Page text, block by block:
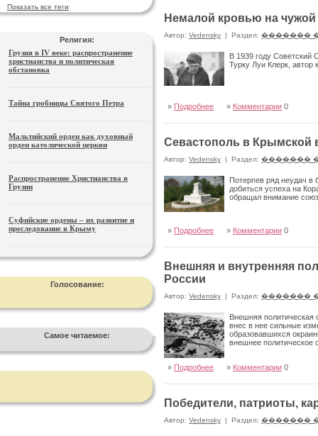
Показать все теги
Религия:
Грузия в IV веке: распространение
христианства и политическая
обстановка
Тайна гробницы Святого Петра
Мальтийский орден как духовный
орден католической церкви
Распространение Христианства в
Грузии
Суфийские ордены – их развитие и
преследование в Крыму
Голосование:
Самое читаемое:
Немалой кровью на
Автор: Vedensky | Раздел: �������
В 1939 году Советский
Турку Луи Клерк, автор
» Подробнее » Комментарии 0
Севастополь в Крымской
Автор: Vedensky | Раздел: �������
Потерпев ряд неудач в
добиться успеха на
обращал внимание
» Подробнее » Комментарии 0
Внешняя и внутренняя
России
Автор: Vedensky | Раздел: �������
Внешняя политическая
внес в нее сильные
образовавшихся
внешнее
» Подробнее » Комментарии 0
Победители, патриоты,
Автор: Vedensky | Раздел: �������